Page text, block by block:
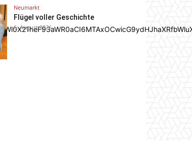
Neumarkt
Flügel voller Geschichte
6. August 2026